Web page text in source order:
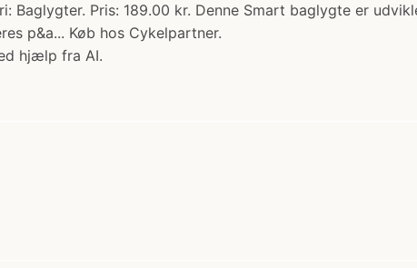
Baglygter. Pris: 189.00 kr. Denne Smart baglygte er
p&a... Køb hos Cykelpartner.
hjælp fra AI.